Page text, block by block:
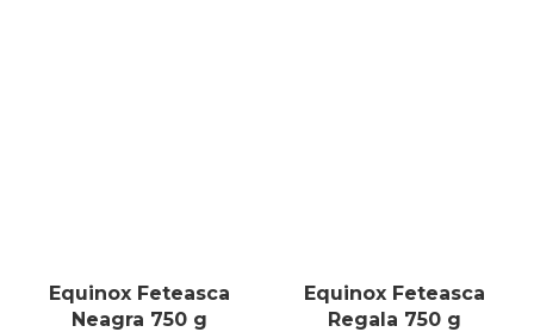
Equinox Feteasca
Neagra 750 g
Equinox Feteasca
Regala 750 g